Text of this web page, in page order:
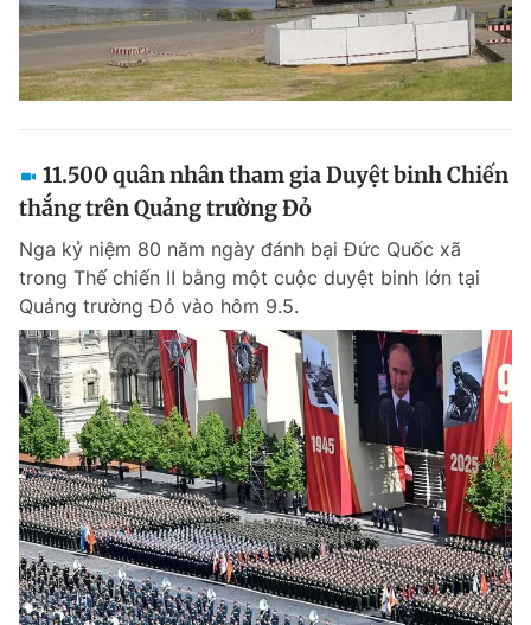
11.500 quân nhân tham gia Duyệt binh Chiến
thắng trên Quảng trường Đỏ
Nga kỷ niệm 80 năm ngày đánh bại Đức Quốc xã
trong Thế chiến II bằng một cuộc duyệt binh lớn tại
Quảng trường Đỏ vào hôm 9.5.